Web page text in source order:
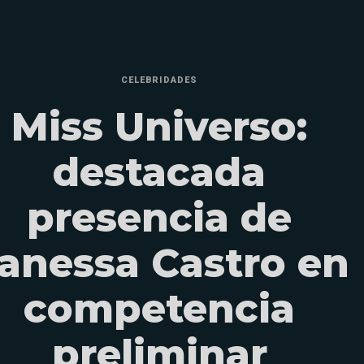
CELEBRIDADES
Miss Universo:
destacada
presencia de
Castro en
competencia
preliminar